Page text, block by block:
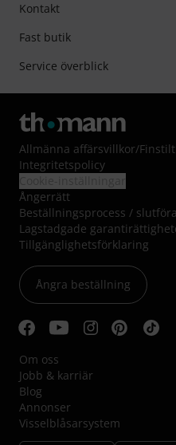
Kontakt
Fast butik
Service överblick
Allmänna affärsvillkor/Finstilt
Integritetspolicy
Ångerrätt
Beställningsprocess /
Lagstadgade
Tillgänglighetsförklaring
Ångra beställning
Om oss
Jobb & karriär
Blog
Annonser
Visselblåsarsystem